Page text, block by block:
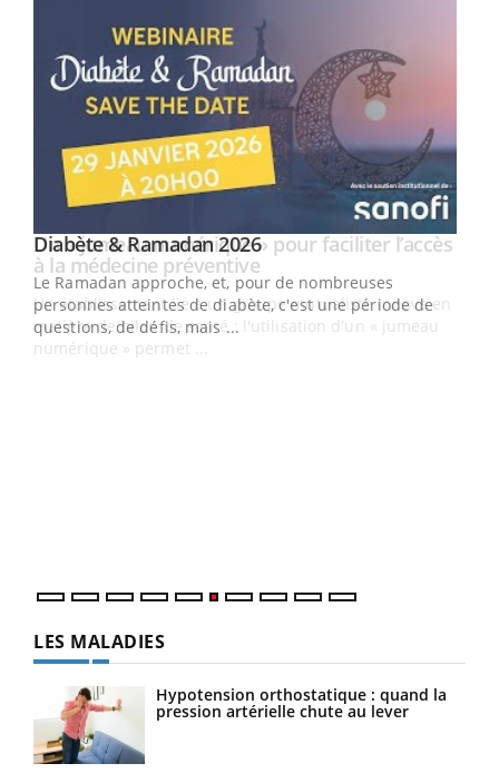
Youtube
Diabète & Ramadan 2026Youtube
Le Ramadan approche, et, pour de nombreuses
personnes atteintes de diabète, c'est une période de
questions, de défis, mais ...
Youtube
Un « jumeau numérique » pour faciliter l’accès
à la médecine préventiveYoutube
Un établissement lié à un groupe mutualiste innove en
matière de bilan de santé : l'utilisation d'un « jumeau
numérique » permet ...
LES MALADIES
Hypotension orthostatique : quand la
pression artérielle chute au lever